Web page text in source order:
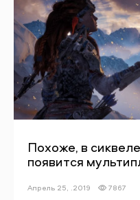
Похоже, в
появится
Апрель 25, .2019 7867